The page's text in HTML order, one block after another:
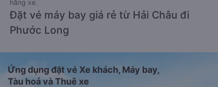
hãng xe.
Đặt vé máy bay giá rẻ từ Hải Châu đi
Phước Long
Ứng dụng đặt vé Xe khách, Máy bay,
Tàu hoả và Thuê xe